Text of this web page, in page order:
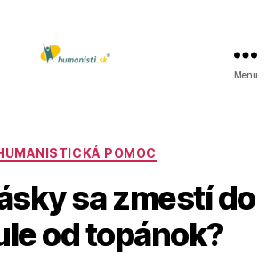
Menu
Kategórie
POMOC
sa zmestí do
od topánok?